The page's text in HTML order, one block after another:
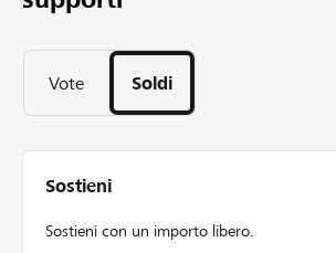
Vote Soldi
Sostieni
Sostieni con un importo libero.